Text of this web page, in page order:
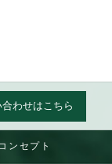
わせはこちら
ンセプト